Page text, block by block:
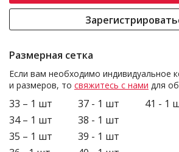
Размерная сетка
Если вам необходимо индивидуальное
и размеров, то свяжитесь с нами для
33 – 1 шт
34 – 1 шт
35 – 1 шт
37 - 1 шт
38 - 1 шт
39 - 1 шт
41 - 1